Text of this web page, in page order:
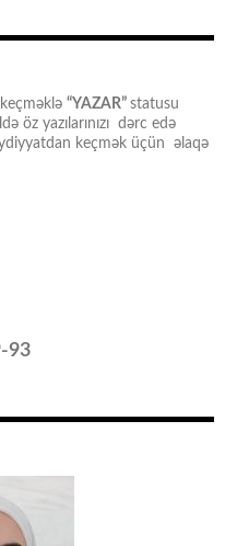
“YAZAR” statusu
öz yazılarınızı dərc edə
keçmək üçün əlaqə
93